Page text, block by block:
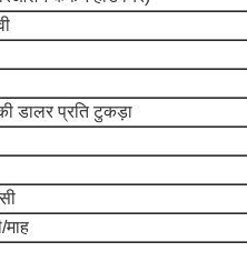
डालर प्रति टुकड़ा